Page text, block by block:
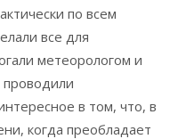
по всем
все для
метеорологом и
проводили
в том, что, в
когда преобладает